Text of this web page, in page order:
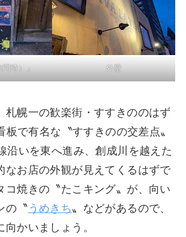
時）」 外壁
札幌一の歓楽街・すすきののはず
板で有名な〝すすきのの交差点〟
沿いを東へ進み、創成川を越えた
なお店の外観が見えてくるはずで
コ焼きの〝たこキング〟が、向い
の〝 うめきち〟などがあるので、
向かいましょう。